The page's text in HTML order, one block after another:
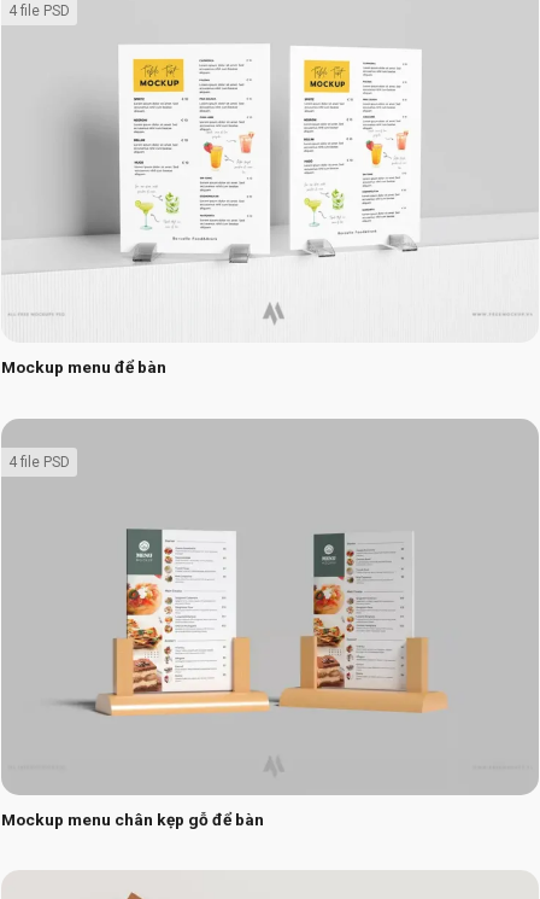
Mockup menu để bàn
4 file PSD
Mockup menu chân kẹp gỗ để bàn
4 file PSD